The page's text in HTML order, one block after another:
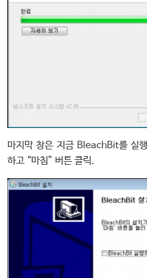
마지막 창은 지금 BleachBit를 실
하고 “마침” 버튼 클릭.